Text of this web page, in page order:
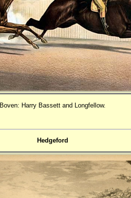
Boven: Harry Bassett and Longfellow.
Hedgeford